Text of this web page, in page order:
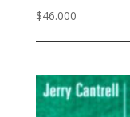
$46.000